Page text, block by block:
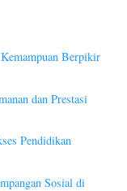
Berpikir
dan Prestasi
Pendidikan
Sosial di